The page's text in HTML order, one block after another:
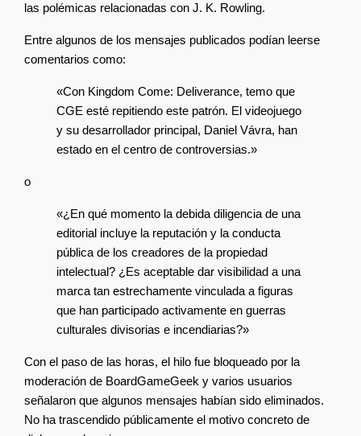
las polémicas relacionadas con J. K. Rowling.
Entre algunos de los mensajes publicados podían leerse
comentarios como:
«Con Kingdom Come: Deliverance, temo que
CGE esté repitiendo este patrón. El videojuego
y su desarrollador principal, Daniel Vávra, han
estado en el centro de controversias.»
o
«¿En qué momento la debida diligencia de una
editorial incluye la reputación y la conducta
pública de los creadores de la propiedad
intelectual? ¿Es aceptable dar visibilidad a una
marca tan estrechamente vinculada a figuras
que han participado activamente en guerras
culturales divisorias e incendiarias?»
Con el paso de las horas, el hilo fue bloqueado por la
moderación de BoardGameGeek y varios usuarios
señalaron que algunos mensajes habían sido eliminados.
No ha trascendido públicamente el motivo concreto de